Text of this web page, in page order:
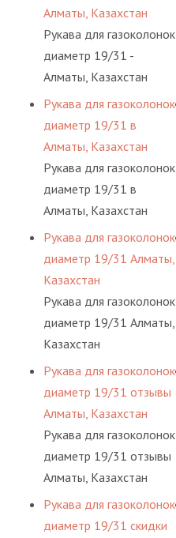
Алматы, Казахстан
Рукава для газоколонок
диаметр 19/31 -
Алматы, Казахстан
Рукава для газоколонок
диаметр 19/31 в
Алматы, Казахстан
Рукава для газоколонок
диаметр 19/31 в
Алматы, Казахстан
Рукава для газоколонок
диаметр 19/31 Алматы,
Казахстан
Рукава для газоколонок
диаметр 19/31 Алматы,
Казахстан
Рукава для газоколонок
диаметр 19/31 отзывы
Алматы, Казахстан
Рукава для газоколонок
диаметр 19/31 отзывы
Алматы, Казахстан
Рукава для газоколонок
диаметр 19/31 скидки